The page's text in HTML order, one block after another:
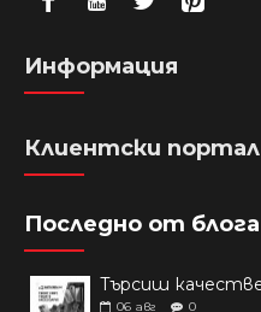
Информация
Клиентски портал
Последно от блога
06 авг 0